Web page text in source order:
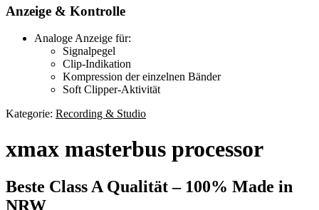
Anzeige & Kontrolle
Analoge Anzeige für:
Signalpegel
Clip-Indikation
Kompression der einzelnen Bänder
Soft Clipper-Aktivität
Kategorie: Recording & Studio
xmax masterbus processor
Beste Class A Qualität – 100% Made in
NRW